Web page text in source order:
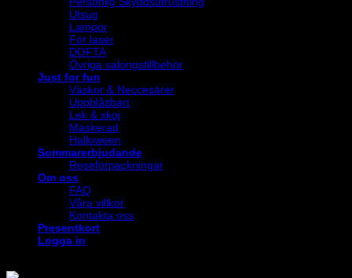
Utsug
Lampor
För laser
DOFTA
Övriga salongstillbehör
Just for fun
Väskor & Neccesärer
Uppblåsbart
Lek & skoj
Maskerad
Halloween
Sommarerbjudande
Reseförpackningar
Om oss
FAQ
Våra villkor
Kontakta oss
Presentkort
Logga in